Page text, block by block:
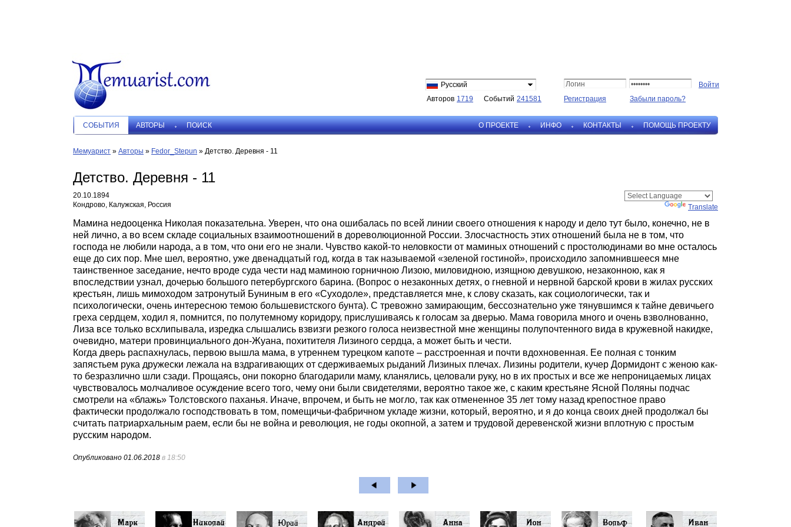
Русский
Авторов 1719 Событий 241581 Регистрация Забыли пароль?
СОБЫТИЯ АВТОРЫ ПОИСК О ПРОЕКТЕ ИНФО КОНТАКТЫ ПОМОЩЬ ПРОЕКТУ
Мемуарист » Авторы » Fedor_Stepun » Детство. Деревня - 11
Детство. Деревня - 11
20.10.1894
Кондрово, Калужская, Россия
Translate
Мамина недооценка Николая показательна. Уверен, что она ошибалась по всей линии своего отношения к народу и дело тут было, конечно, не в
ней лично, а во всем складе социальных взаимоотношений в дореволюционной России. Злосчастность этих отношений была не в том, что
господа не любили народа, а в том, что они его не знали. Чувство какой-то неловкости от маминых отношений с простолюдинами во мне осталось
еще до сих пор. Мне шел, вероятно, уже двенадцатый год, когда в так называемой «зеленой гостиной», происходило запомнившееся мне
таинственное заседание, нечто вроде суда чести над маминою горничною Лизою, миловидною, изящною девушкою, незаконною, как я
впоследствии узнал, дочерью большого петербургского барина. (Вопрос о незаконных детях, о гневной и нервной барской крови в жилах русских
крестьян, лишь мимоходом затронутый Буниным в его «Суходоле», представляется мне, к слову сказать, как социологически, так и
психологически, очень интересною темою большевистского бунта). С тревожно замирающим, бессознательно уже тянувшимся к тайне девичьего
греха сердцем, ходил я, помнится, по полутемному коридору, прислушиваясь к голосам за дверью. Мама говорила много и очень взволнованно,
Лиза все только всхлипывала, изредка слышались взвизги резкого голоса неизвестной мне женщины полупочтенного вида в кружевной накидке,
очевидно, матери провинциального дон-Жуана, похитителя Лизиного сердца, а может быть и чести.
Когда дверь распахнулась, первою вышла мама, в утреннем турецком капоте – расстроенная и почти вдохновенная. Ее полная с тонким
запястьем рука дружески лежала на вздрагивающих от сдерживаемых рыданий Лизиных плечах. Лизины родители, кучер Дормидонт с женою как-
то безразлично шли сзади. Прощаясь, они покорно благодарили маму, кланялись, целовали руку, но в их простых и все же непроницаемых лицах
чувствовалось молчаливое осуждение всего того, чему они были свидетелями, вероятно такое же, с каким крестьяне Ясной Поляны подчас
смотрели на «блажь» Толстовского паханья. Иначе, впрочем, и быть не могло, так как отмененное 35 лет тому назад крепостное право
фактически продолжало господствовать в том, помещичьи-фабричном укладе жизни, который, вероятно, и я до конца своих дней продолжал бы
считать патриархальным раем, если бы не война и революция, не годы окопной, а затем и трудовой деревенской жизни вплотную с простым
русским народом.
Опубликовано 01.06.2018 в 18:50